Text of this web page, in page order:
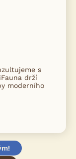
s
drží
moderního